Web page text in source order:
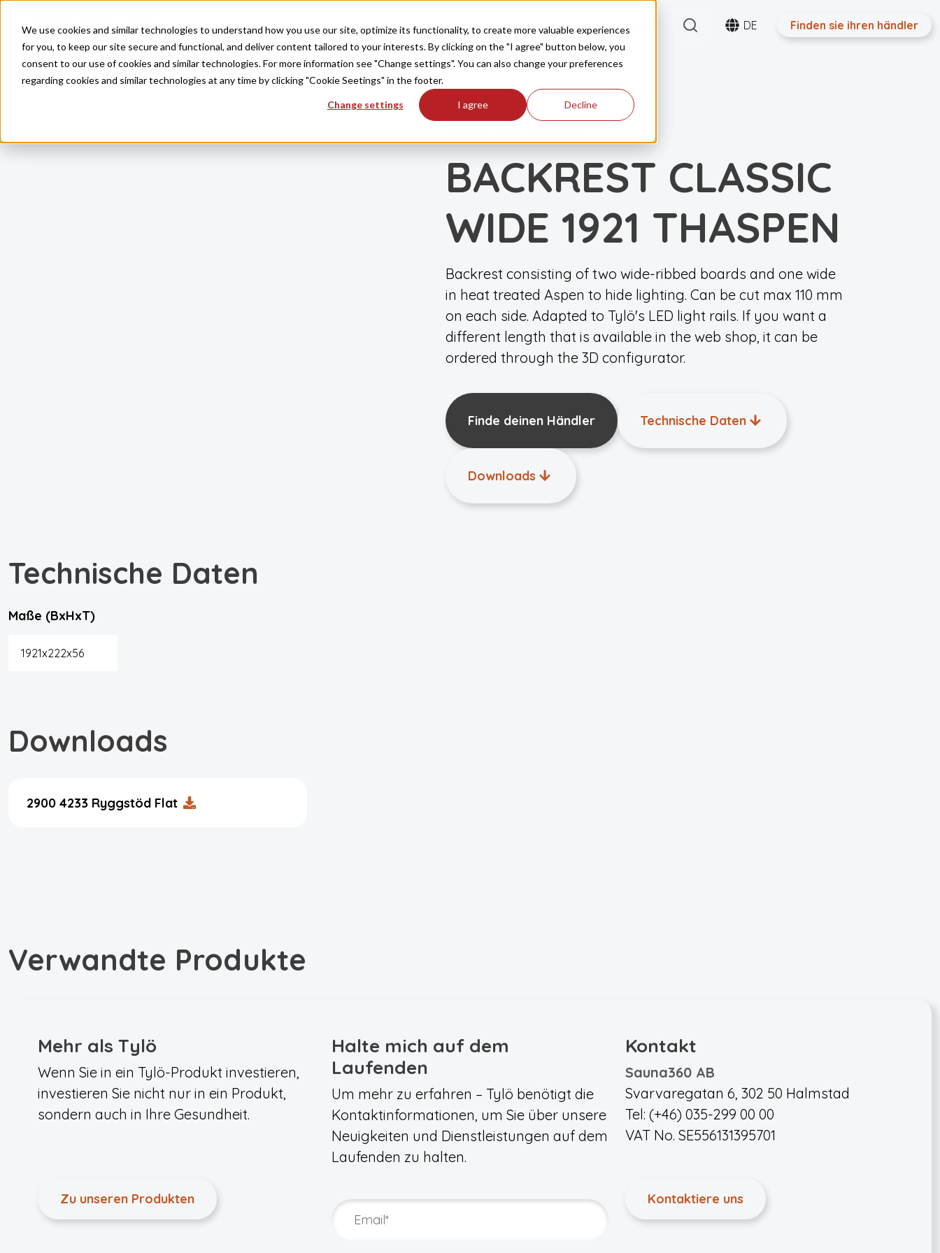
We use cookies and similar technologies to understand how you use our site, optimize its functionality, to create more valuable experiences
for you, to keep our site secure and functional, and deliver content tailored to your interests. By clicking on the "I agree" button below, you
consent to our use of cookies and similar technologies. For more information see "Change settings". You can also change your preferences
regarding cookies and similar technologies at any time by clicking "Cookie Seetings" in the footer.
Change settings I agree Decline
Skip to main content Produkte Inspiration FAQ Downloads Kontakt SearchDE Finden sie ihren händler
BACKREST CLASSIC
WIDE 1921 THASPEN
Backrest consisting of two wide-ribbed boards and one wide
in heat treated Aspen to hide lighting. Can be cut max 110 mm
on each side. Adapted to Tylö's LED light rails. If you want a
different length that is available in the web shop, it can be
ordered through the 3D configurator.
Finde deinen Händler Technische Daten
Downloads
Technische Daten
Maße (BxHxT)
1921x222x56
Downloads
2900 4233 Ryggstöd Flat
Verwandte Produkte
Mehr als Tylö
Wenn Sie in ein Tylö-Produkt investieren,
investieren Sie nicht nur in ein Produkt,
sondern auch in Ihre Gesundheit.
Zu unseren Produkten
Halte mich auf dem
Laufenden
Um mehr zu erfahren – Tylö benötigt die
Kontaktinformationen, um Sie über unsere
Neuigkeiten und Dienstleistungen auf dem
Laufenden zu halten.
Kontakt
Sauna360 AB
Svarvaregatan 6, 302 50 Halmstad
Tel: (+46) 035-299 00 00
VAT No. SE556131395701
Kontaktiere uns